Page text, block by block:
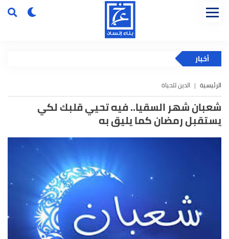
أخبار
الرئيسية الدين للحياة
شعبان شهر السقيا.. فيه تحيي قلبك لكي
يستقبل رمضان كما يليق به